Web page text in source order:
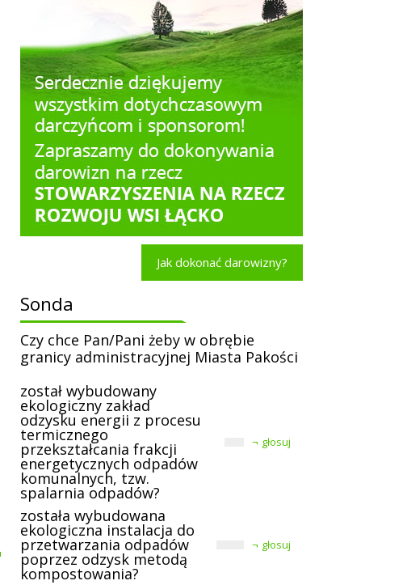
Jak dokonać darowizny?
Sonda
Czy chce Pan/Pani żeby w obrębie
granicy administracyjnej Miasta Pakości
został wybudowany
ekologiczny zakład
odzysku energii z procesu
termicznego
przekształcania frakcji
energetycznych odpadów
komunalnych, tzw.
spalarnia odpadów?
głosuj
została wybudowana
ekologiczna instalacja do
przetwarzania odpadów
poprzez odzysk metodą
kompostowania?
głosuj